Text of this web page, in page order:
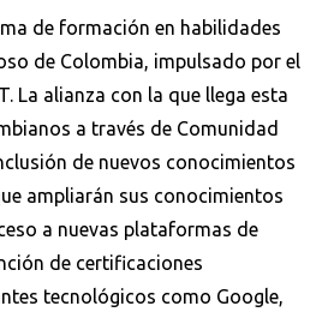
de formación en habilidades
de Colombia, impulsado por el
La alianza con la que llega esta
a través de Comunidad
de nuevos conocimientos
ampliarán sus conocimientos
a nuevas plataformas de
de certificaciones
tecnológicos como Google,